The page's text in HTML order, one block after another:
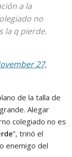
a la
no
la q pierde.
27,
de la talla de
Alegar
colegiado no es
”, trinó el
enemigo del